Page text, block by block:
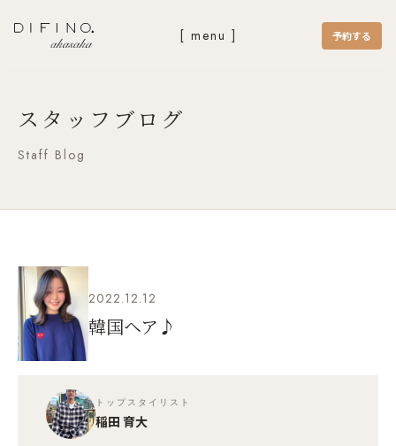
[ menu ] 予約する
スタッフブログ
Staff Blog
2022.12.12
韓国ヘア♪
トップスタイリスト
稲田 育大